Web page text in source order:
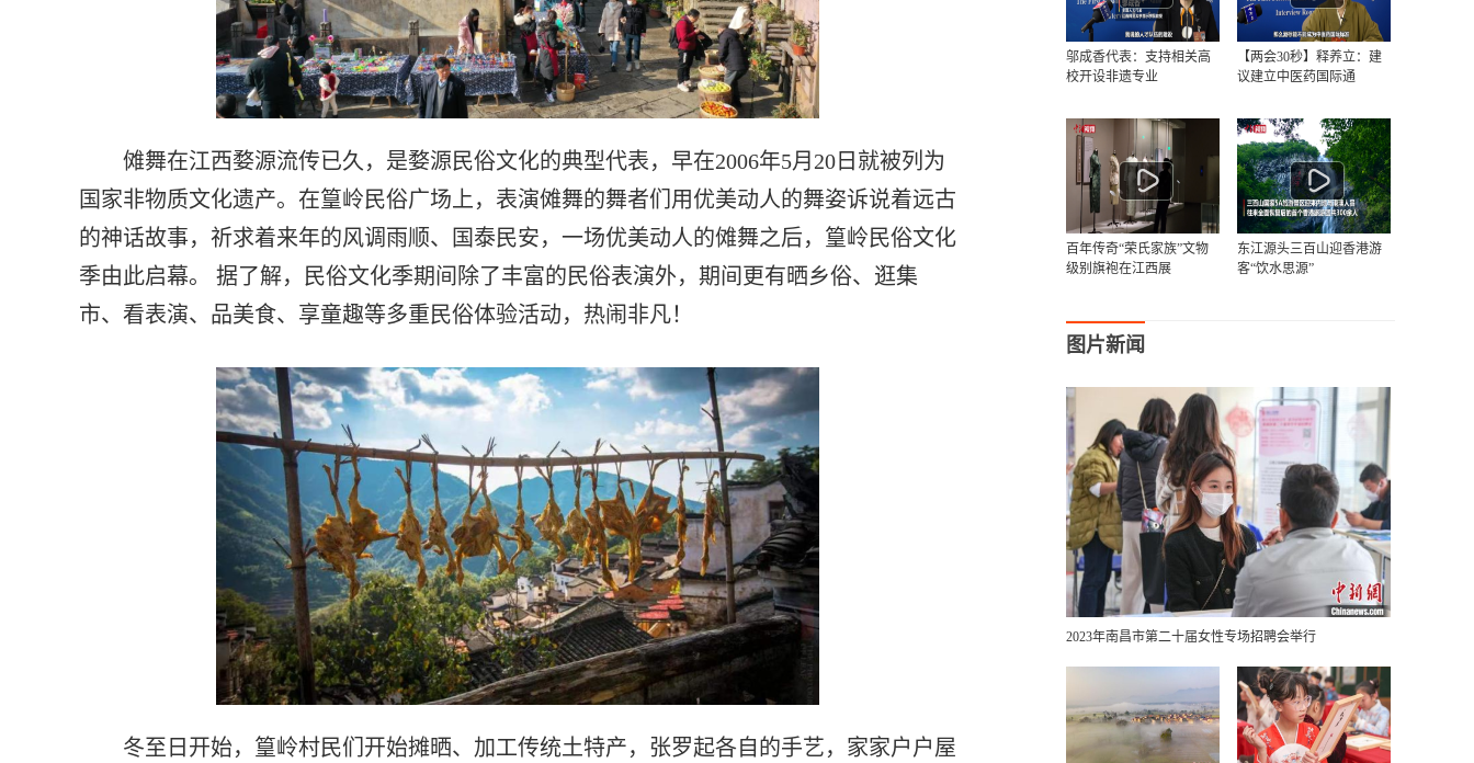
傩舞在江西婺源流传已久，是婺源民俗文化的典型代表，早在2006年5月20日就被列为
国家非物质文化遗产。在篁岭民俗广场上，表演傩舞的舞者们用优美动人的舞姿诉说着远古
的神话故事，祈求着来年的风调雨顺、国泰民安，一场优美动人的傩舞之后，篁岭民俗文化
季由此启幕。 据了解，民俗文化季期间除了丰富的民俗表演外，期间更有晒乡俗、逛集
市、看表演、品美食、享童趣等多重民俗体验活动，热闹非凡！
冬至日开始，篁岭村民们开始摊晒、加工传统土特产，张罗起各自的手艺，家家户户屋
邬成香代表：支持相关高
校开设非遗专业
【两会30秒】释养立：建
议建立中医药国际通
百年传奇“荣氏家族”文物
级别旗袍在江西展
东江源头三百山迎香港游
客“饮水思源”
图片新闻
2023年南昌市第二十届女性专场招聘会举行